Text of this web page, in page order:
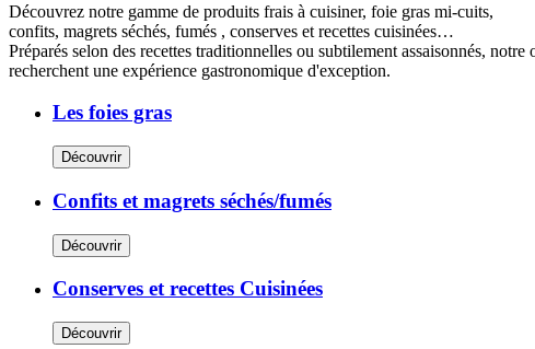
Découvrez notre gamme de produits frais à cuisiner, foie gras mi-cuits,
confits, magrets séchés, fumés , conserves et recettes cuisinées…
Préparés selon des recettes traditionnelles ou subtilement assaisonnés,
recherchent une expérience gastronomique d'exception.
Les foies gras
Découvrir
Confits et magrets séchés/fumés
Découvrir
Conserves et recettes Cuisinées
Découvrir